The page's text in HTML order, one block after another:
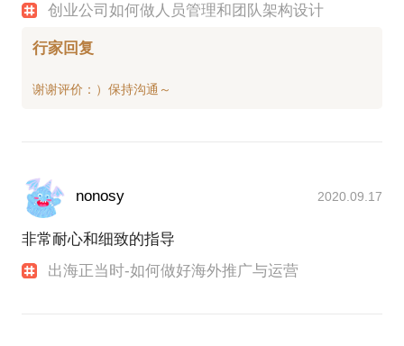
创业公司如何做人员管理和团队架构设计
行家回复
nonosy 2020.09.17
非常耐心和细致的指导
出海正当时-如何做好海外推广与运营